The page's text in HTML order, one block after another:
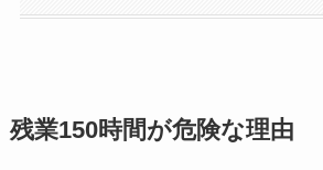
残業150時間が危険な理由